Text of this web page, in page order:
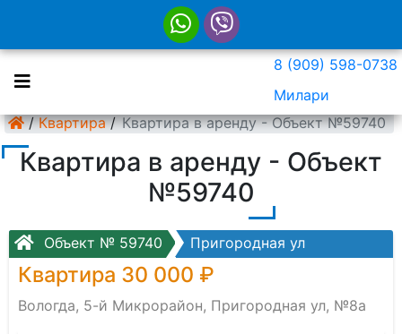
8 (909) 598-0738
Милари
/ Квартира / Квартира в аренду - Объект №59740
Квартира в аренду - Объект
№59740
Объект № 59740 Пригородная ул
Квартира 30 000 ₽
Вологда, 5-й Микрорайон, Пригородная ул, №8а